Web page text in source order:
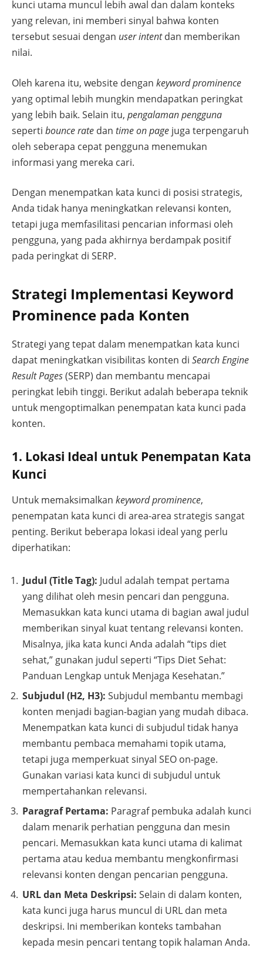
kunci utama muncul lebih awal dan dalam konteks
yang relevan, ini memberi sinyal bahwa konten
tersebut sesuai dengan user intentdan memberikan
nilai.
Oleh karena itu, website dengan keyword prominence
yang optimal lebih mungkin mendapatkan peringkat
yang lebih baik. Selain itu, pengalaman pengguna
seperti bounce rate dan time on page juga terpengaruh
oleh seberapa cepat pengguna menemukan
informasi yang mereka cari.
Dengan menempatkan kata kunci di posisi strategis,
Anda tidak hanya meningkatkan relevansi konten,
tetapi juga memfasilitasi pencarian informasi oleh
pengguna, yang pada akhirnya berdampak positif
pada peringkat di SERP.
Strategi Implementasi Keyword
Prominence pada Konten
Strategi yang tepat dalam menempatkan kata kunci
dapat meningkatkan visibilitas konten di Search Engine
Result Pages(SERP) dan membantu mencapai
peringkat lebih tinggi. Berikut adalah beberapa teknik
untuk mengoptimalkan penempatan kata kunci pada
konten.
1. Lokasi Ideal untuk Penempatan Kata
Kunci
Untuk memaksimalkan keyword prominence,
penempatan kata kunci di area-area strategis sangat
penting. Berikut beberapa lokasi ideal yang perlu
diperhatikan:
Judul (Title Tag): Judul adalah tempat pertama
yang dilihat oleh mesin pencari dan pengguna.
Memasukkan kata kunci utama di bagian awal judul
memberikan sinyal kuat tentang relevansi konten.
Misalnya, jika kata kunci Anda adalah “tips diet
sehat,” gunakan judul seperti “Tips Diet Sehat:
Panduan Lengkap untuk Menjaga Kesehatan.”
Subjudul (H2, H3): Subjudul membantu membagi
konten menjadi bagian-bagian yang mudah dibaca.
Menempatkan kata kunci di subjudul tidak hanya
membantu pembaca memahami topik utama,
tetapi juga memperkuat sinyal SEO on-page.
Gunakan variasi kata kunci di subjudul untuk
mempertahankan relevansi.
Paragraf Pertama: Paragraf pembuka adalah kunci
dalam menarik perhatian pengguna dan mesin
pencari. Memasukkan kata kunci utama di kalimat
pertama atau kedua membantu mengkonfirmasi
relevansi konten dengan pencarian pengguna.
URL dan Meta Deskripsi: Selain di dalam konten,
kata kunci juga harus muncul di URL dan meta
deskripsi. Ini memberikan konteks tambahan
kepada mesin pencari tentang topik halaman Anda.